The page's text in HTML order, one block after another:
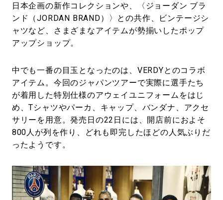
日本企画の新作コレクションや、〈ジョーダン ブラ
ンド（JORDAN BRAND）〉との共作、ビンテージシ
ャツなど、さまざまなアイテムが勢揃いしたポップ
アップショップ。
中でも一番の目玉となったのは、VERDYとのコラボ
アイテム。今回のジャパンツアーで実際に選手たち
が着用した特別仕様のアウェイユニフォームをはじ
め、Tシャツやパーカ、キャップ、バンダナ、アクセ
サリーを用意。発売日の22日には、開店前におよそ
800人が列を作り、どれも即完したほどの人気ぶりだ
ったようです。